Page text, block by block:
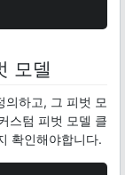
모델
의하고, 그 피벗 모
스텀 피벗 모델 클
확인해야합니다.